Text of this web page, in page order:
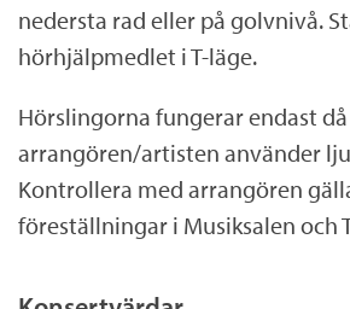
nedersta rad eller på golvnivå.
hörhjälpmedlet i T-läge.
Hörslingorna fungerar endast då
arrangören/artisten använder
Kontrollera med arrangören
föreställningar i Musiksalen och